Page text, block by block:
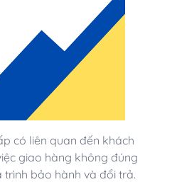
có liên quan đến khách
giao hàng không đúng
bảo hành và đổi trả.